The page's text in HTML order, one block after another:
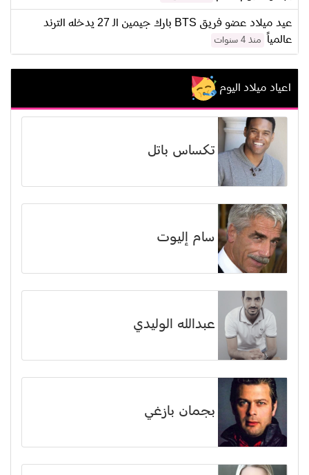
عيد ميلاد عضو فريق BTS بارك جيمين الـ 27 يدخله الترند
عالمياً
منذ 4 سنوات
اعياد ميلاد اليوم
تكساس باتل
سام إليوت
عبدالله الوليدي
بجمان بازغي